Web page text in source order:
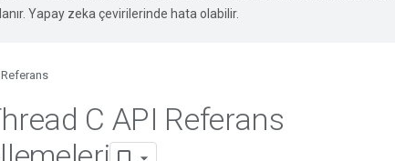
Yapay zeka çevirilerinde hata olabilir.
Referans
C API Referans